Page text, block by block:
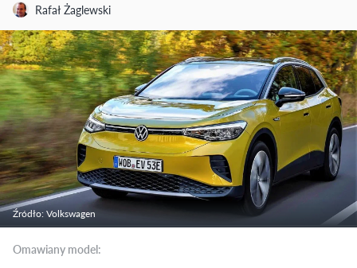
Rafał Żaglewski
Źródło: Volkswagen
Omawiany model: